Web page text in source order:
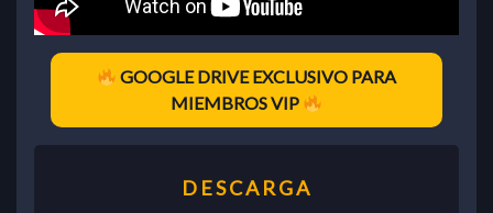
GOOGLE DRIVE EXCLUSIVO PARA
MIEMBROS VIP